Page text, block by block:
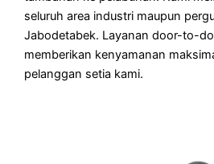
seluruh area industri maupun
Jabodetabek. Layanan door-to-
memberikan kenyamanan
pelanggan setia kami.